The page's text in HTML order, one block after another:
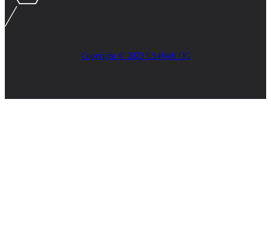
Copyright © 2023 CS4Web OG